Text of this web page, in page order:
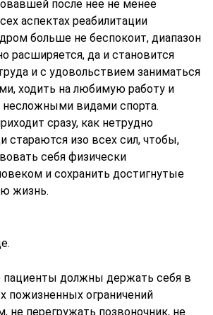
после нее не менее
аспектах реабилитации
больше не беспокоит, диапазон
расширяется, да и становится
и с удовольствием заниматься
ходить на любимую работу и
несложными видами спорта.
сразу, как нетрудно
стараются изо всех сил, чтобы,
себя физически
и сохранить достигнутые
жизнь.
пациенты должны держать себя в
пожизненных ограничений
не перегружать позвоночник, не